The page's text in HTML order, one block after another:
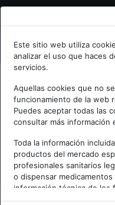
Bienvenid@ a
Escribe tu Email
Accede o regístrate con
Este sitio web utiliza
analizar el uso que haces
servicios.
Aquellas cookies que no
funcionamiento de la web
Puedes aceptar todas las
consultar más información
Toda la información
productos del mercado
profesionales sanitarios
o dispensar
información técnica de los
meramente informativo,